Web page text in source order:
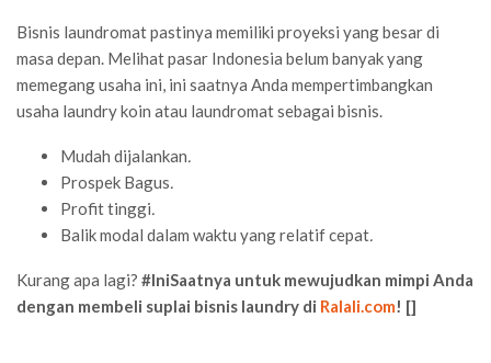
Bisnis laundromat pastinya memiliki proyeksi yang besar di
masa depan. Melihat pasar Indonesia belum banyak yang
memegang usaha ini, ini saatnya Anda mempertimbangkan
usaha laundry koin atau laundromat sebagai bisnis.
Mudah dijalankan.
Prospek Bagus.
Profit tinggi.
Balik modal dalam waktu yang relatif cepat.
Kurang apa lagi? #IniSaatnya untuk mewujudkan mimpi Anda
dengan membeli suplai bisnis laundry di Ralali.com! []